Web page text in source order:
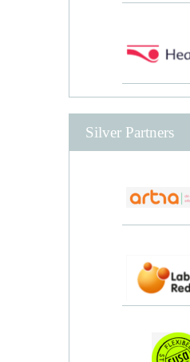
Silver Partners